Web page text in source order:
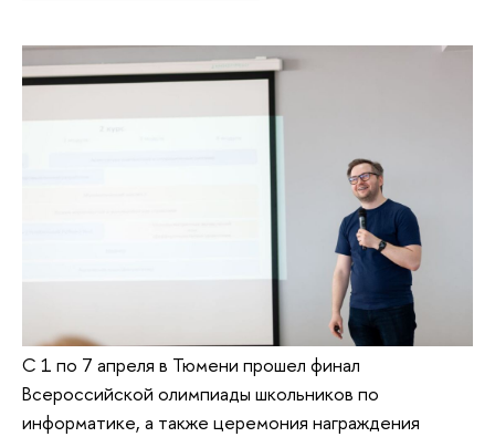
С 1 по 7 апреля в Тюмени прошел финал
Всероссийской олимпиады школьников по
информатике, а также церемония награждения